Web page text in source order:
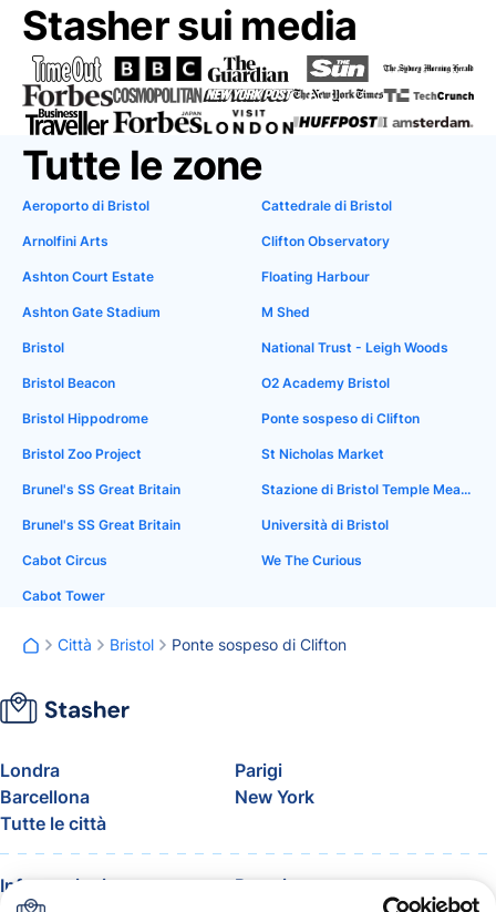
Stasher sui media
Tutte le zone
Aeroporto di Bristol
Arnolfini Arts
Ashton Court Estate
Ashton Gate Stadium
Bristol
Bristol Beacon
Bristol Hippodrome
Bristol Zoo Project
Brunel's SS Great Britain
Brunel's SS Great Britain
Cabot Circus
Cabot Tower
Cattedrale di Bristol
Clifton Observatory
Floating Harbour
M Shed
National Trust - Leigh Woods
O2 Academy Bristol
Ponte sospeso di Clifton
St Nicholas Market
Stazione di Bristol Temple Meads
Università di Bristol
We The Curious
Città Bristol Ponte sospeso di Clifton
Londra
Parigi
Barcellona
New York
Tutte le città
Informazioni
Prezzi